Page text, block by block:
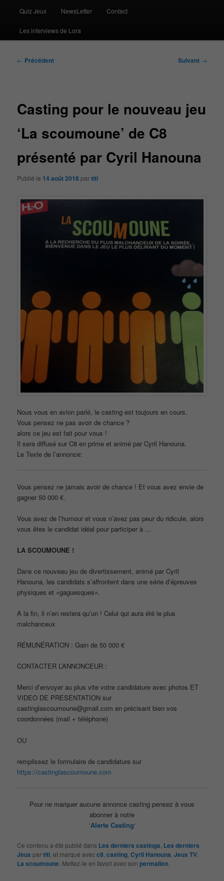
Quiz Jeux NewsLetter Contact
Les interviews de Lora
Navigation
← Précédent Suivant →
Casting pour le nouveau jeu
‘La scoumoune’ de C8
présenté par Cyril Hanouna
Publié le 14 août 2018 partiti
Nous vous en avion parlé, le casting est toujours en cours.
Vous pensez ne pas avoir de chance ?
alors ce jeu est fait pour vous !
Il sera diffusé sur C8 en prime et animé par Cyril Hanouna.
Le Texte de l’annonce:
Vous pensez ne jamais avoir de chance ! Et vous avez envie de
gagner 50 000 €.
Vous avez de l’humour et vous n’avez pas peur du ridicule, alors
vous êtes le candidat idéal pour participer à …
LA SCOUMOUNE !
Dans ce nouveau jeu de divertissement, animé par Cyril
Hanouna, les candidats s’affrontent dans une série d’épreuves
physiques et «gaguesques».
A la fin, il n’en restera qu’un ! Celui qui aura été le plus
malchanceux
RÉMUNÉRATION : Gain de 50 000 €
CONTACTER L’ANNONCEUR :
Merci d’envoyer au plus vite votre candidature avec photos ET
VIDEO DE PRESENTATION sur
castinglascoumoune@gmail.com en précisant bien vos
coordonnées (mail + téléphone)
OU
remplissez le formulaire de candidature sur
https://castinglascoumoune.com
Pour ne marquer aucune annonce casting pensez à vous
abonner à notre
‘Alerte Casting‘
Ce contenu a été publié dans Les derniers castings Les derniers
Jeux partiti , et marqué avecc8 ,casting ,Cyril Hanouna ,Jeux TV
La scoumoune . Mettez-le en favori avec sonpermalien